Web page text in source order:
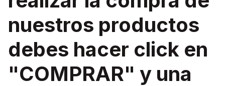
nuestros productos
debes hacer click en
"COMPRAR" y una